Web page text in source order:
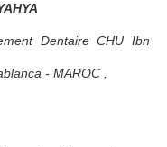
Dentaire CHU Ibn
- MAROC ,